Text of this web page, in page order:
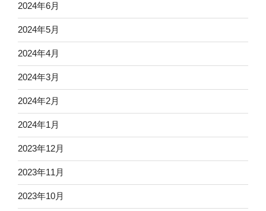
2024年6月
2024年5月
2024年4月
2024年3月
2024年2月
2024年1月
2023年12月
2023年11月
2023年10月